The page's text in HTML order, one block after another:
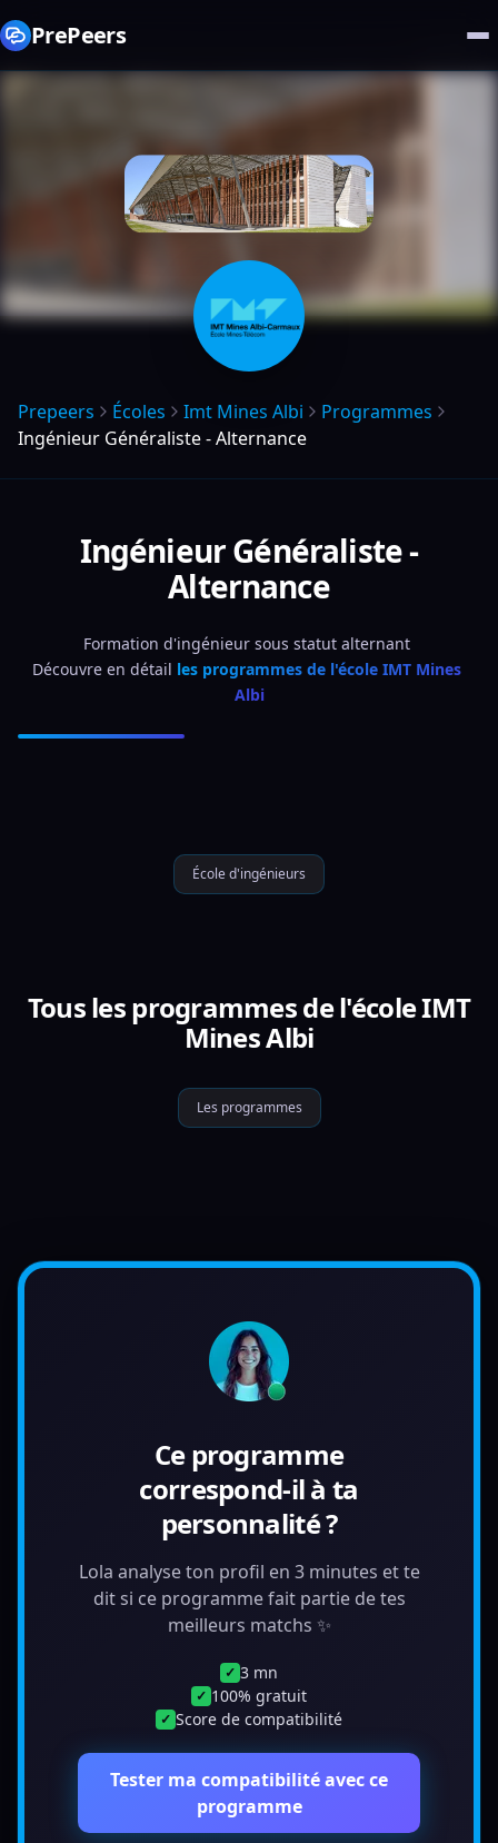
PrePeers
Prepeers Écoles Imt Mines Albi
Programmes
Ingénieur Généraliste - Alternance
Ingénieur Généraliste -
Alternance
Formation d'ingénieur sous statut alternant
Découvre en détail les programmes de l'école IMT Mines
Albi
École d'ingénieurs
Tous les programmes de l'école IMT
Mines Albi
Les programmes
Ce programme
correspond-il à ta
personnalité ?
Lola analyse ton profil en 3 minutes et te
dit si ce programme fait partie de tes
meilleurs matchs ✨
✓ 3 mn
✓ 100% gratuit
✓ Score de compatibilité
Tester ma compatibilité avec ce
programme